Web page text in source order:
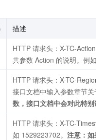
描述
HTTP 请求头：X-TC-Action
共参数 Action 的说明。例如
HTTP 请求头：X-TC-Region
接口文档中输入参数章节关
数，接口文档中会对此特别
HTTP 请求头：X-TC-
如 1529223702。 注意：如果